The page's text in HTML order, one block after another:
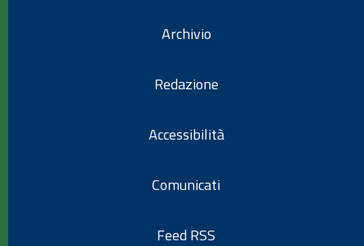
Archivio
Redazione
Accessibilità
Comunicati
Feed RSS